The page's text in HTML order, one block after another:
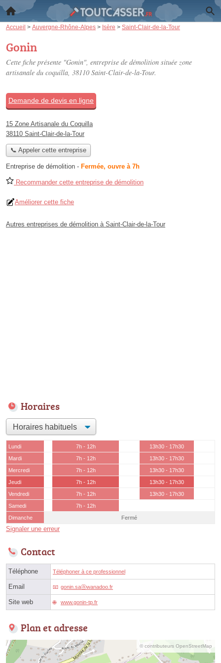
Accueil > Auvergne-Rhône-Alpes > Isère > Saint-Clair-de-la-Tour
Gonin
Cette fiche présente "Gonin", entreprise de démolition située zone
artisanale du coquilla, 38110 Saint-Clair-de-la-Tour.
Demande de devis en ligne
15 Zone Artisanale du Coquilla
38110 Saint-Clair-de-la-Tour
📞 Appeler cette entreprise
Entreprise de démolition - Fermée, ouvre à 7h
Recommander cette entreprise de démolition
Améliorer cette fiche
Autres entreprises de démolition à Saint-Clair-de-la-Tour
Horaires
Lundi 7h - 12h
13h30 - 17h30
Mardi
7h - 12h
13h30 - 17h30
Mercredi
7h - 12h
13h30 - 17h30
Jeudi
7h - 12h
13h30 - 17h30
Vendredi
7h - 12h
13h30 - 17h30
Samedi
7h - 12h
Dimanche
Fermé
Signaler une erreur
Contact
Téléphone Téléphoner à ce professionnel
Email gonin.saⓐwanadoo.fr
Site web www.gonin-tp.fr
Plan et adresse
© contributeurs OpenStreetMap